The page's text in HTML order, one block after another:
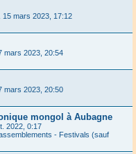
15 mars 2023, 17:12
mars 2023, 20:54
mars 2023, 20:50
mongol à Aubagne
2022, 0:17
- Festivals (sauf